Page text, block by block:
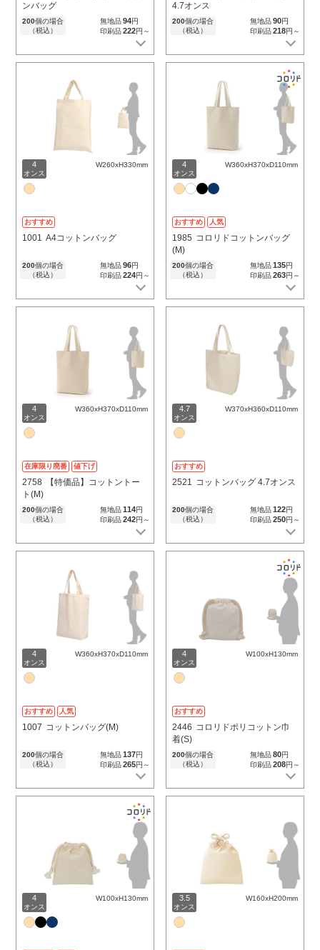
ンバッグ
200個の場合
（税込）
無地品94円
印刷品222円～
4.7オンス
200個の場合
（税込）
無地品90円
印刷品218円～
4
オンス
W260xH330mm
おすすめ
1001 A4コットンバッグ
200個の場合
（税込）
無地品96円
印刷品224円～
4
オンス
W360xH370xD110mm
おすすめ 人気
1985 コロリドコットンバッグ
(M)
200個の場合
（税込）
無地品135円
印刷品263円～
4
オンス
W360xH370xD110mm
在庫限り廃番 値下げ
2758
【特価品】コットントー
ト(M)
200個の場合
（税込）
無地品114円
印刷品242円～
4.7
オンス
W370xH360xD110mm
おすすめ
2521 コットンバッグ 4.7オンス
200個の場合
（税込）
無地品122円
印刷品250円～
4
オンス
W360xH370xD110mm
おすすめ 人気
1007 コットンバッグ(M)
200個の場合
（税込）
無地品137円
印刷品265円～
4
オンス
W100xH130mm
おすすめ
2446 コロリドポリコットン巾
着(S)
200個の場合
（税込）
無地品80円
印刷品208円～
4
オンス
W100xH130mm 3.5
オンス
W160xH200mm